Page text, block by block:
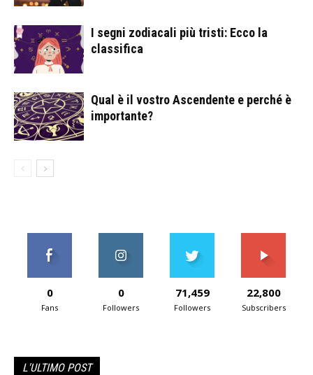
I segni zodiacali più tristi: Ecco la
classifica
Qual è il vostro Ascendente e perché è
importante?
0
Fans
0
Followers
71,459
Followers
22,800
Subscribers
L'ULTIMO POST